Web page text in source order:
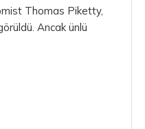
Thomas Piketty,
Ancak ünlü